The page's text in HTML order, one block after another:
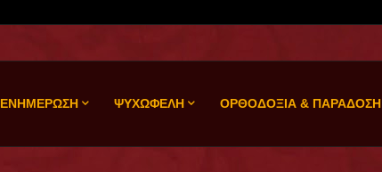
ΕΝΗΜΕΡΩΣΗ ΨΥΧΩΦΕΛΗ ΟΡΘΟΔΟΞΙΑ & ΠΑΡΑΔΟΣΗ